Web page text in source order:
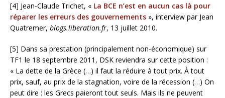
[4] Jean-Claude Trichet, « La BCE n’est en aucun cas là pour
réparer les erreurs des gouvernements », interview par Jean
Quatremer, blogs.liberation.fr, 13 juillet 2010.
[5] Dans sa prestation (principalement non-économique) sur
TF1 le 18 septembre 2011, DSK reviendra sur cette position :
« La dette de la Grèce (…) il faut la réduire à tout prix. À tout
prix, sauf, au prix de la stagnation, voire de la récession (…) On
peut dire : les Grecs paieront tout seuls. Mais ils ne peuvent